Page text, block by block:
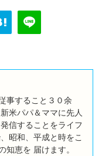
事すること３０余
米パパ＆ママに先人
信することをライフ
昭和、平成と時をこ
知恵を 届けます。